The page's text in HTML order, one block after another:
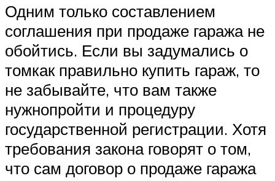
Одним только составлением
соглашения при продаже гаража не
обойтись. Если вы задумались о
томкак правильно купить гараж, то
не забывайте, что вам также
нужнопройти и процедуру
государственной регистрации. Хотя
требования закона говорят о том,
что сам договор о продаже гаража